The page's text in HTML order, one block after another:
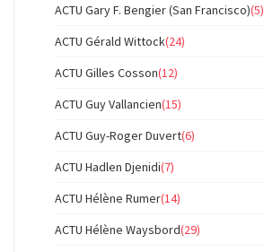
ACTU Gary F. Bengier (San Francisco)(5)
ACTU Gérald Wittock(24)
ACTU Gilles Cosson(12)
ACTU Guy Vallancien(15)
ACTU Guy-Roger Duvert(6)
ACTU Hadlen Djenidi(7)
ACTU Hélène Rumer(14)
ACTU Hélène Waysbord(29)